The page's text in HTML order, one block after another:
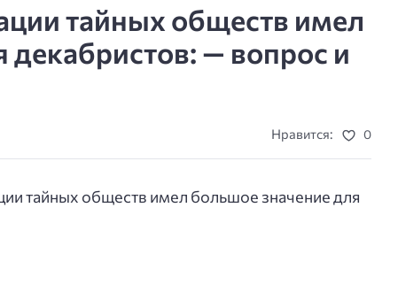
тайных обществ имел
— вопрос и
Нравится: 0
тайных обществ имел большое значение для